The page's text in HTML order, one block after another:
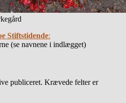
Stiftstidende:
(se navnene i indlægget)
publiceret. Krævede felter er